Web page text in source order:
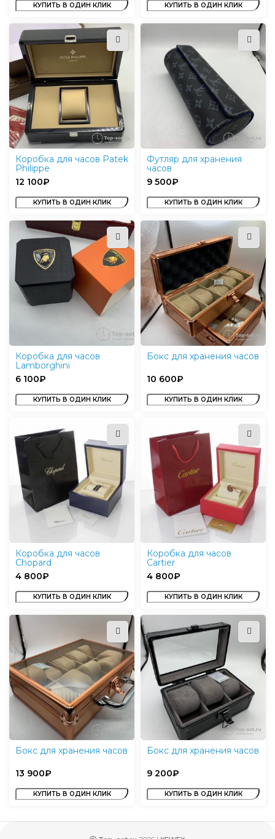
КУПИТЬ В ОДИН КЛИК КУПИТЬ В ОДИН КЛИК
Коробка для часов Patek
Philippe
₽
КУПИТЬ В ОДИН КЛИК
Футляр для хранения
часов
₽
КУПИТЬ В ОДИН КЛИК
Коробка для часов
Lamborghini
₽
КУПИТЬ В ОДИН КЛИК
Бокс для хранения часов
₽
КУПИТЬ В ОДИН КЛИК
Коробка для часов
Chopard
₽
КУПИТЬ В ОДИН КЛИК
Коробка для часов
Cartier
₽
КУПИТЬ В ОДИН КЛИК
Бокс для хранения часов
₽
КУПИТЬ В ОДИН КЛИК
Бокс для хранения часов
₽
КУПИТЬ В ОДИН КЛИК